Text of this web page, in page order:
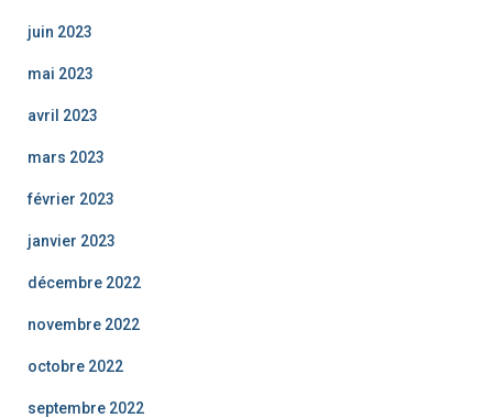
juin 2023
mai 2023
avril 2023
mars 2023
février 2023
janvier 2023
décembre 2022
novembre 2022
octobre 2022
septembre 2022